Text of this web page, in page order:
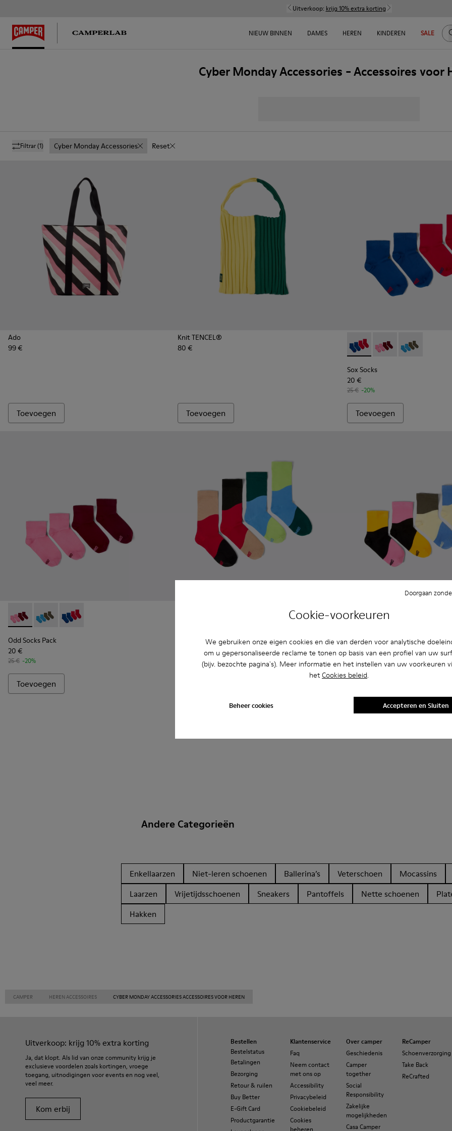
Cookie-voorkeuren
We gebruiken onze eigen cookies en die van derden voor analytische
om u gepersonaliseerde reclame te tonen op basis van een profiel van uw
(bijv. bezochte pagina's). Meer informatie en het instellen van uw voorkeuren
het Cookies beleid.
Beheer cookies
Doorgaan
Accepteren en Sluiten
Uitverkoop: krijg 10% extra korting
NIEUW BINNEN DAMES HEREN KINDEREN SALE
Cyber Monday Accessories - Accessoires voor
Filtrar(1) Cyber Monday Accessories Reset
Ado
99 €
Toevoegen
Knit TENCEL®
80 €
Toevoegen
Sox Socks - KA00043-002 -
Sox Socks -Sox Socks -
Sox Socks
20 €
25 € -20%
Toevoegen
Odd Socks Pack - KA00043-004 - Twee paar sokken
Odd Socks Pack - KA00043-003 - Twee paar sokken
Odd Socks Pack - KA00043-002 - Multicolor
Odd Socks Pack
20 €
25 € -20%
Toevoegen
Odd Socks Pack
28 €
Toevoegen
Andere Categorieën
Enkellaarzen Niet-leren schoenen Ballerina’s Veterschoen Mocassins
Laarzen
Vrijetijdsschoenen Sneakers Pantoffels Nette schoenen
Hakken
CAMPER HEREN ACCESSOIRES CYBER MONDAY ACCESSORIES ACCESSOIRES VOOR HEREN
Uitverkoop: krijg 10% extra korting
Ja, dat klopt. Als lid van onze community krijg je
exclusieve voordelen zoals kortingen, vroege
toegang, uitnodigingen voor events en nog veel,
veel meer.
Kom erbij
Bestellen
Bestelstatus
Betalingen
Bezorging
Retour & ruilen
Buy Better
E-Gift Card
Productgarantie
Klantenservice
Faq
Neem contact
met ons op
Accessibility
Privacybeleid
Cookiebeleid
Cookies
beheren
Over camper
Geschiedenis
Camper
together
Social
Responsibility
Zakelijke
mogelijkheden
Casa Camper
ReCamper
Schoenverzorging
Take Back
ReCrafted